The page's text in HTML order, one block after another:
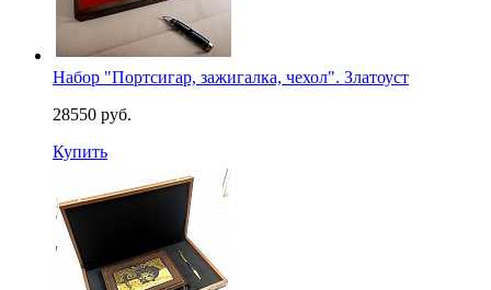
Набор "Портсигар, зажигалка, чехол". Златоуст
28550 руб.
Купить